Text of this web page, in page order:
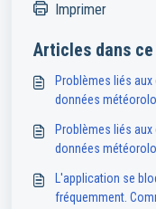
Imprimer
Articles dans
Problèmes liés
données
Problèmes liés
données
L'application se
fréquemment.